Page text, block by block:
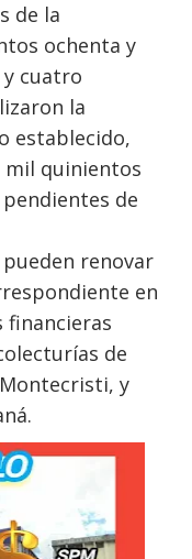
de la
ochenta y
cuatro
la
establecido,
mil quinientos
de
renovar
en
financieras
de
y